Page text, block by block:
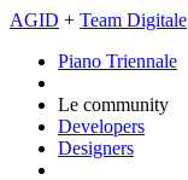
AGID + Team Digitale
Piano Triennale
Le community
Developers
Designers